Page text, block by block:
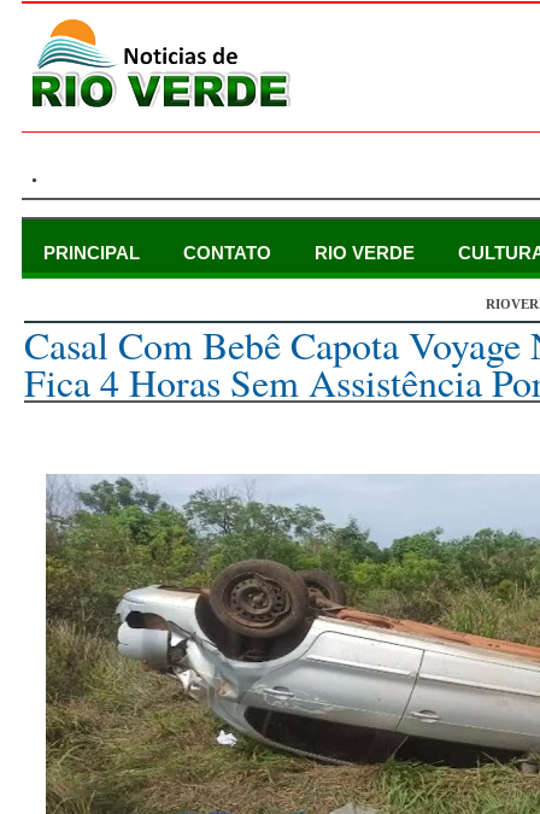
.
PRINCIPAL CONTATO RIO VERDE
Casal Com Bebê Capota
Fica 4 Horas Sem Assistência